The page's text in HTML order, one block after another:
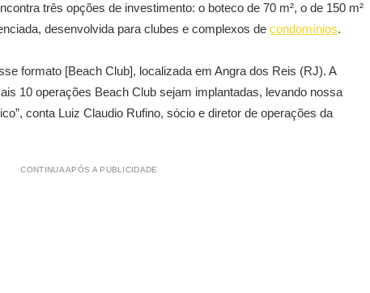
três opções de investimento: o boteco de 70 m², o de 150 m²
desenvolvida para clubes e complexos de condomínios.
formato [Beach Club], localizada em Angra dos Reis (RJ). A
10 operações Beach Club sejam implantadas, levando nossa
conta Luiz Claudio Rufino, sócio e diretor de operações da
CONTINUA APÓS A PUBLICIDADE